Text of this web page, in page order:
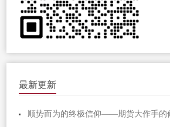
最新更新
顺势而为的终极信仰——期货大作手的